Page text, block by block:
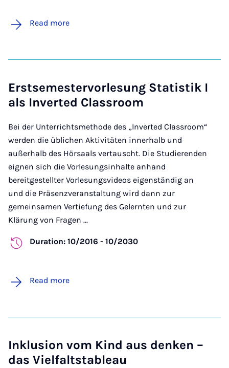
Read more
Erstsemestervorlesung Statistik I
als Inverted Classroom
Bei der Unterrichtsmethode des „Inverted Classroom“
werden die üblichen Aktivitäten innerhalb und
außerhalb des Hörsaals vertauscht. Die Studierenden
eignen sich die Vorlesungsinhalte anhand
bereitgestellter Vorlesungsvideos eigenständig an
und die Präsenzveranstaltung wird dann zur
gemeinsamen Vertiefung des Gelernten und zur
Klärung von Fragen ...
Duration: 10/2016 - 10/2030
Read more
Inklusion vom Kind aus denken –
das Vielfaltstableau